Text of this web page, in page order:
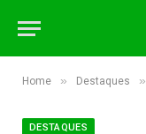
Home » Destaques »
DESTAQUES